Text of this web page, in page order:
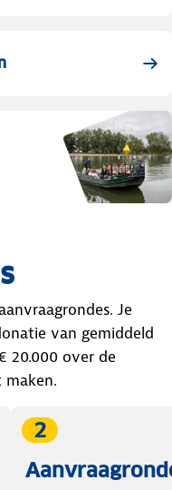
Je
van gemiddeld
20.000 over de
maken.
2